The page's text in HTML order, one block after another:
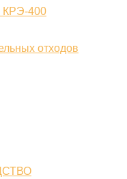
КРЭ-400
отходов